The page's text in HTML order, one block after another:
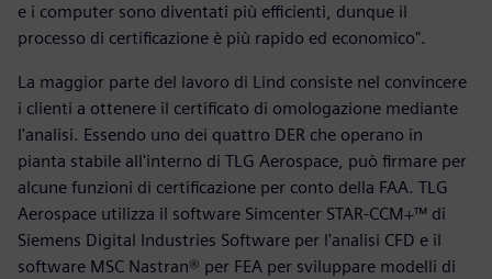
e i computer sono diventati più efficienti, dunque il
processo di certificazione è più rapido ed economico".
La maggior parte del lavoro di Lind consiste nel convincere
i clienti a ottenere il certificato di omologazione mediante
l'analisi. Essendo uno dei quattro DER che operano in
pianta stabile all'interno di TLG Aerospace, può firmare per
alcune funzioni di certificazione per conto della FAA. TLG
Aerospace utilizza il software Simcenter STAR-CCM+™ di
Siemens Digital Industries Software per l'analisi CFD e il
software MSC Nastran® per FEA per sviluppare modelli di